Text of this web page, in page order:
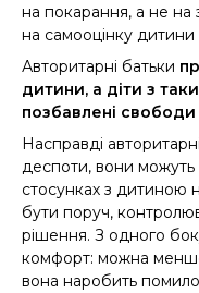
на покарання, а не на
на самооцінку дитини
Авторитарні батьки
дитини, а діти з
позбавлені свободи
Насправді
деспоти, вони
стосунках з дитиною
бути поруч,
рішення. З одного
комфорт: можна
вона наробить